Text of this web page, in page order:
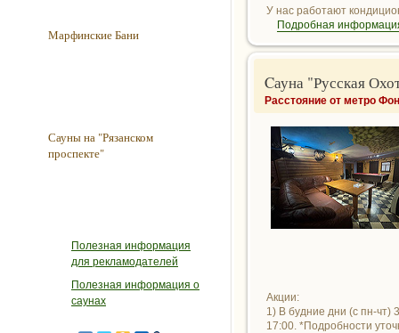
У нас работают
Подробная
Cауна "Русская
Расстояние от метро
Акции:
1) В будние дни (с пн-чт)
17:00. *Подробности
Марфинские Бани
Сауны на "Рязанском
проспекте"
Полезная информация
для рекламодателей
Полезная информация о
саунах